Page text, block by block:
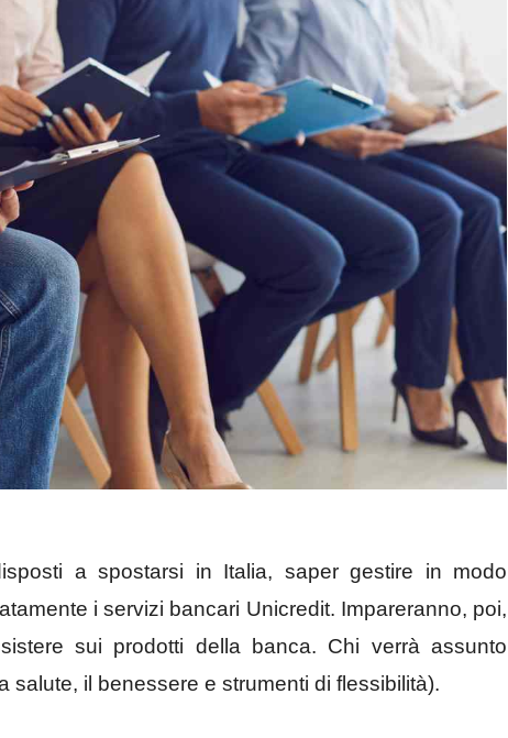
a spostarsi in Italia, saper gestire in modo
i servizi bancari Unicredit. Impareranno, poi,
sui prodotti della banca. Chi verrà assunto
salute, il benessere e strumenti di flessibilità).